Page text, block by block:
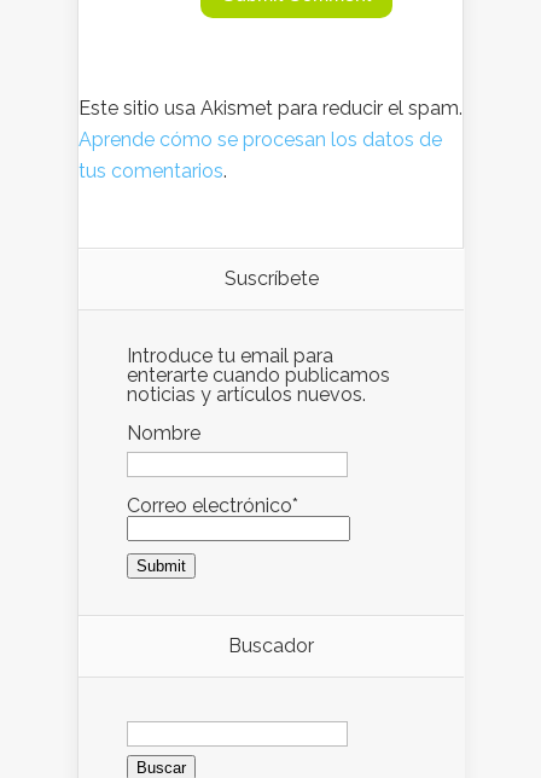
Este sitio usa Akismet para reducir el spam.
Aprende cómo se procesan los datos de
tus comentarios.
Suscríbete
Introduce tu email para
enterarte cuando publicamos
noticias y artículos nuevos.
Nombre
Correo electrónico*
Buscador
Buscar: